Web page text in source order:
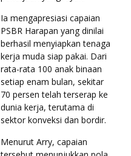
Ia mengapresiasi capaian
PSBR Harapan yang dinilai
berhasil menyiapkan tenaga
kerja muda siap pakai. Dari
rata-rata 100 anak binaan
setiap enam bulan, sekitar
70 persen telah terserap ke
dunia kerja, terutama di
sektor konveksi dan bordir.
Menurut Arry, capaian